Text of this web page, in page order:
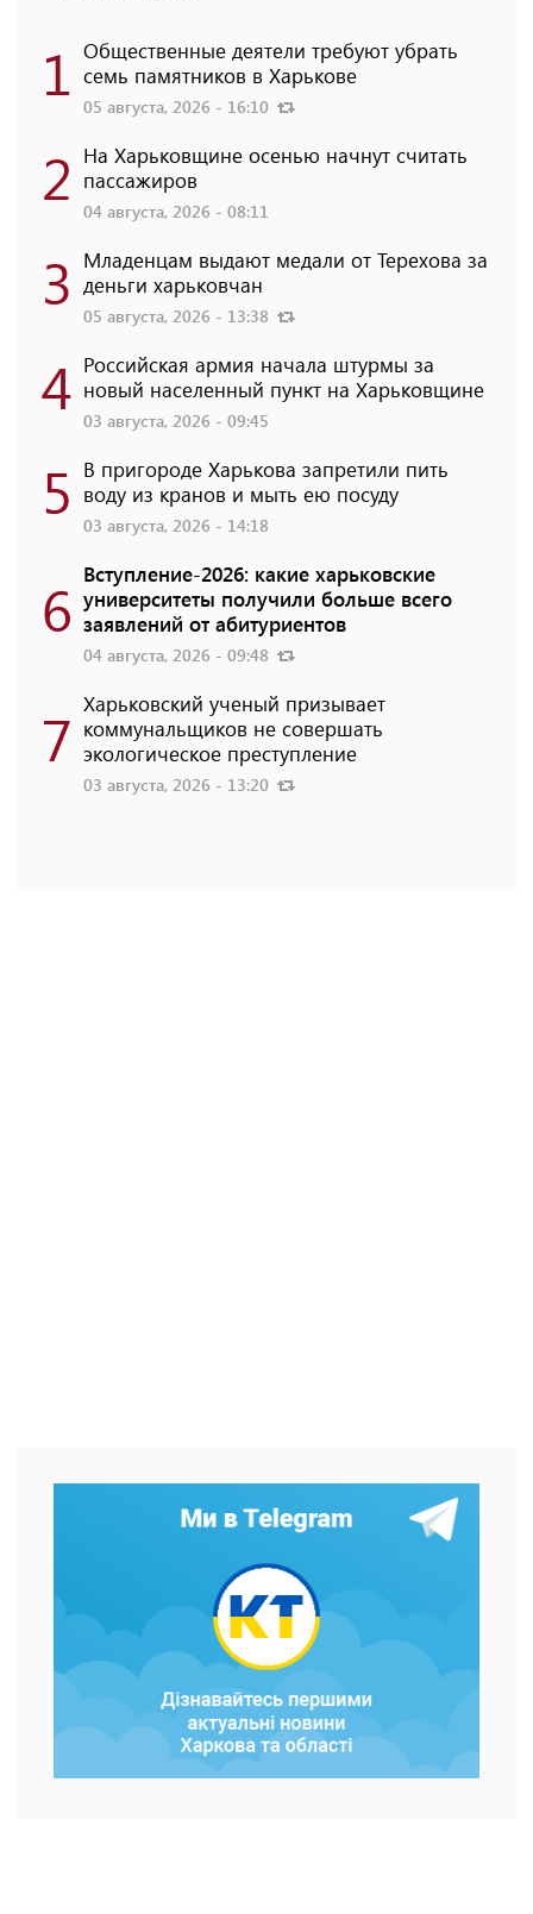
1 Общественные деятели требуют убрать
семь памятников в Харькове
05 августа, 2026 - 16:10
2 На Харьковщине осенью начнут считать
пассажиров
04 августа, 2026 - 08:11
3 Младенцам выдают медали от Терехова за
деньги харьковчан
05 августа, 2026 - 13:38
4 Российская армия начала штурмы за
новый населенный пункт на Харьковщине
03 августа, 2026 - 09:45
5 В пригороде Харькова запретили пить
воду из кранов и мыть ею посуду
03 августа, 2026 - 14:18
6 Вступление-2026: какие харьковские
университеты получили больше всего
заявлений от абитуриентов
04 августа, 2026 - 09:48
7 Харьковский ученый призывает
коммунальщиков не совершать
экологическое преступление
03 августа, 2026 - 13:20